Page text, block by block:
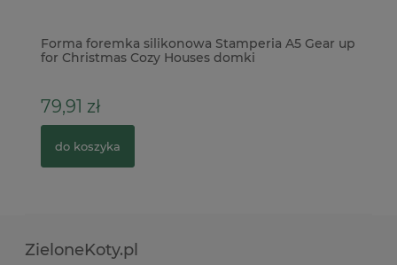
Forma foremka silikonowa Stamperia A5 Gear up
for Christmas Cozy Houses domki
79,91 zł
do koszyka
ZieloneKoty.pl